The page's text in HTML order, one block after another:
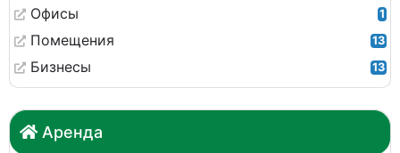
Офисы 1
Помещения 13
Бизнесы 13
Аренда